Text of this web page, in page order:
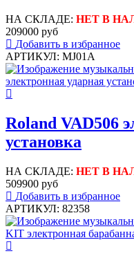
НА СКЛАДЕ: НЕТ В
209000 руб
Добавить в избранное
АРТИКУЛ: MJ01A
Roland VAD506
установка
НА СКЛАДЕ: НЕТ В
509900 руб
Добавить в избранное
АРТИКУЛ: 82358